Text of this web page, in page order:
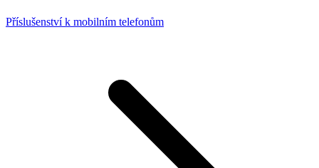
Příslušenství k mobilním telefonům